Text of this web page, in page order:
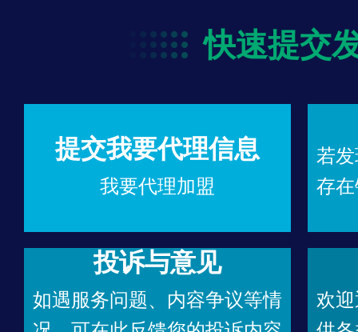
快速提交
提交我要代理信息
我要代理加盟
若
存
投诉与意见
如遇服务问题、内容争议等情
欢